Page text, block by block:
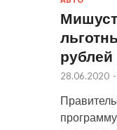
рублей
28.06.2020 -